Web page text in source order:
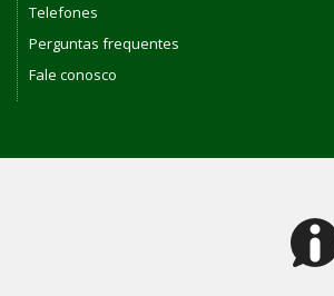
Telefones
Perguntas frequentes
Fale conosco